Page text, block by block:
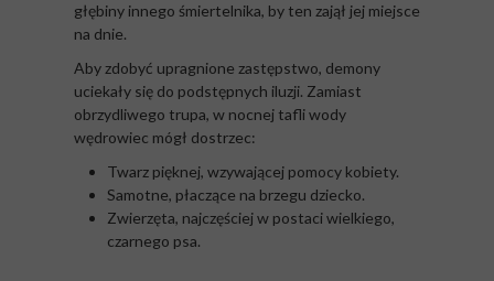
głębiny innego śmiertelnika, by ten zajął jej miejsce
na dnie.
Aby zdobyć upragnione zastępstwo, demony
uciekały się do podstępnych iluzji. Zamiast
obrzydliwego trupa, w nocnej tafli wody
wędrowiec mógł dostrzec:
Twarz pięknej, wzywającej pomocy kobiety.
Samotne, płaczące na brzegu dziecko.
Zwierzęta, najczęściej w postaci wielkiego,
czarnego psa.